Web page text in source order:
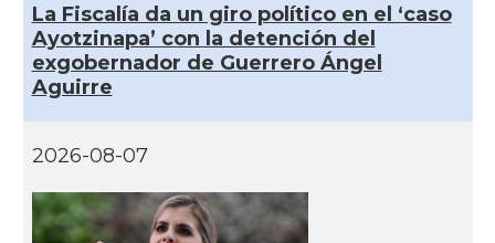
La Fiscalía da un giro político en el ‘caso
Ayotzinapa’ con la detención del
exgobernador de Guerrero Ángel
Aguirre
2026-08-07